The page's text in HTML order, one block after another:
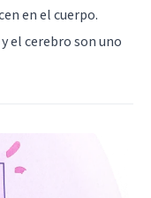
en el cuerpo.
el cerebro son uno